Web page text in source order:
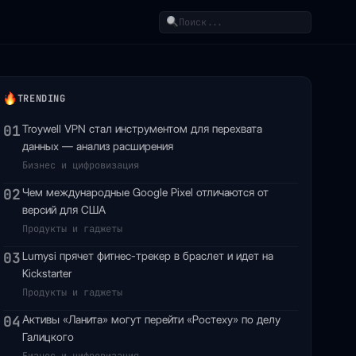
Поиск
TRENDING
01Troywell VPN стал инструментом для перехвата
данных — анализ расширения
Бизнес и цифровизация
02Чем международные Google Pixel отличаются от
версий для США
Продукты и гаджеты
03Lumysi прячет фитнес-трекер в браслет и идет на
Kickstarter
Продукты и гаджеты
04Активы «Ланита» могут перейти «Ростеху» по делу
Галицкого